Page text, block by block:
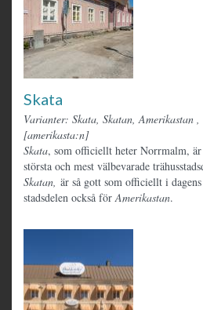
Skata
Varianter: Skata, Skatan, Amerikastan ,
[amerikasta:n]
Skata, som officiellt heter Norrmalm,
största och mest välbevarade
Skatan, är så gott som officiellt i
stadsdelen också förAmerikastan.